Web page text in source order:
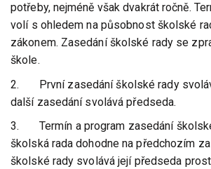
potřeby, nejméně však dvakrát ročně.
volí s ohledem na působnost školské
zákonem. Zasedání školské rady se
škole.
2. První zasedání školské rady
další zasedání svolává předseda.
3. Termín a program zasedání
školská rada dohodne na předchozím
školské rady svolává její předseda